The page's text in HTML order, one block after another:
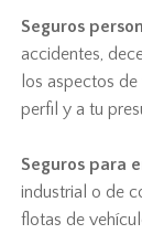
Seguros
accidentes,
los aspectos
perfil y a tu
Seguros para
industrial o de
flotas de